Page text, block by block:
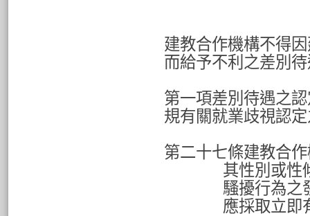
建教合作機構不得
而給予不利之差別
第一項差別待遇之
規有關就業歧視認
第二十七條建教合
其性別或性
騷擾行為之
應採取立即